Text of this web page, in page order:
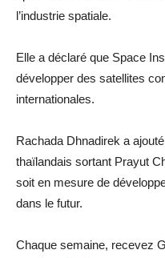
l’industrie spatiale.
Elle a déclaré que Space
développer des satellites
internationales.
Rachada Dhnadirek a
thaïlandais sortant Prayut
soit en mesure de
dans le futur.
Chaque semaine, recevez